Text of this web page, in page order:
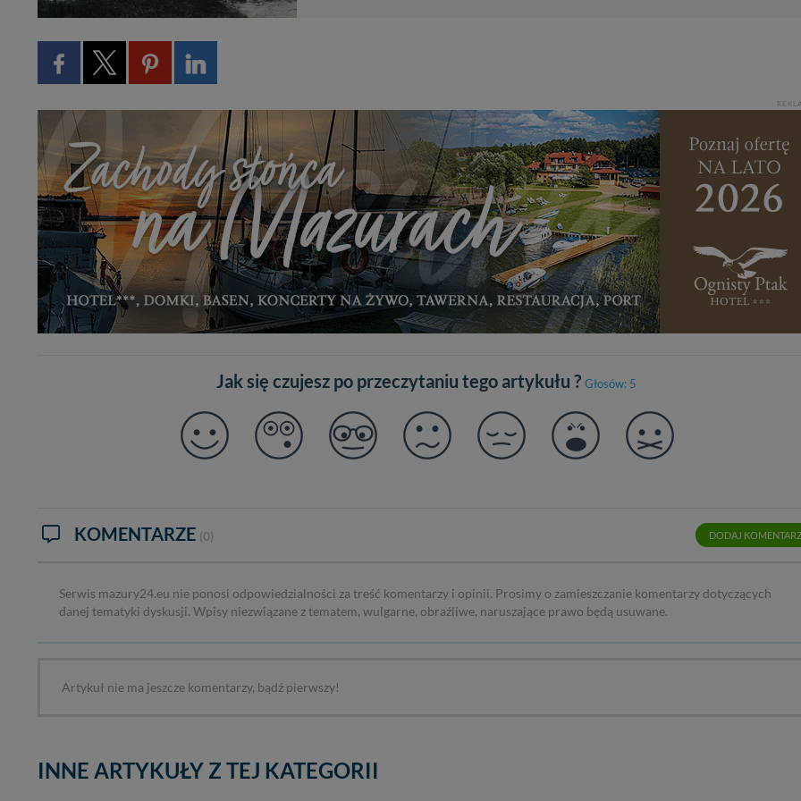
Jak się czujesz po przeczytaniu tego artykułu ? Głosów: 5
KOMENTARZE (0) DODAJ
Serwis mazury24.eu nie ponosi odpowiedzialności za treść komentarzy i opinii. Prosimy o zamieszczanie komentarzy dotyczących
danej tematyki dyskusji. Wpisy niezwiązane z tematem, wulgarne, obraźliwe, naruszające prawo będą usuwane.
Artykuł nie ma jeszcze komentarzy, bądź pierwszy!
INNE ARTYKUŁY Z TEJ KATEGORII